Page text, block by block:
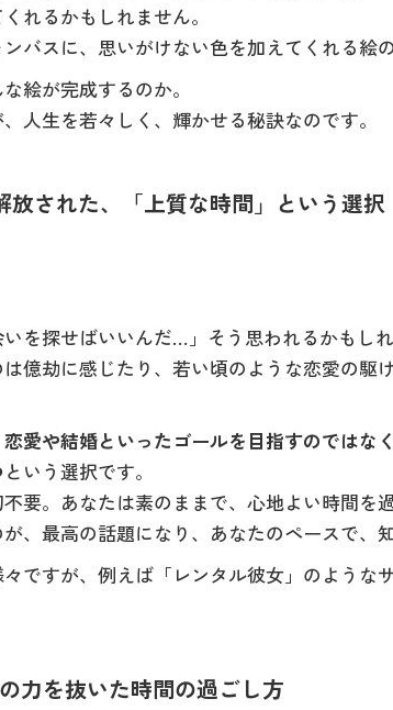
れるかもしれません。
バスに、思いがけない色を加えてくれる絵
絵が完成するのか。
人生を若々しく、輝かせる秘訣なのです。
放された、「上質な時間」という選択
を探せばいいんだ…」そう思われるかもしれ
億劫に感じたり、若い頃のような恋愛の駆
恋愛や結婚といったゴールを目指すのではな
という選択です。
要。あなたは素のままで、心地よい時間を
、最高の話題になり、あなたのペースで、
ですが、例えば「レンタル彼女」のような
力を抜いた時間の過ごし方